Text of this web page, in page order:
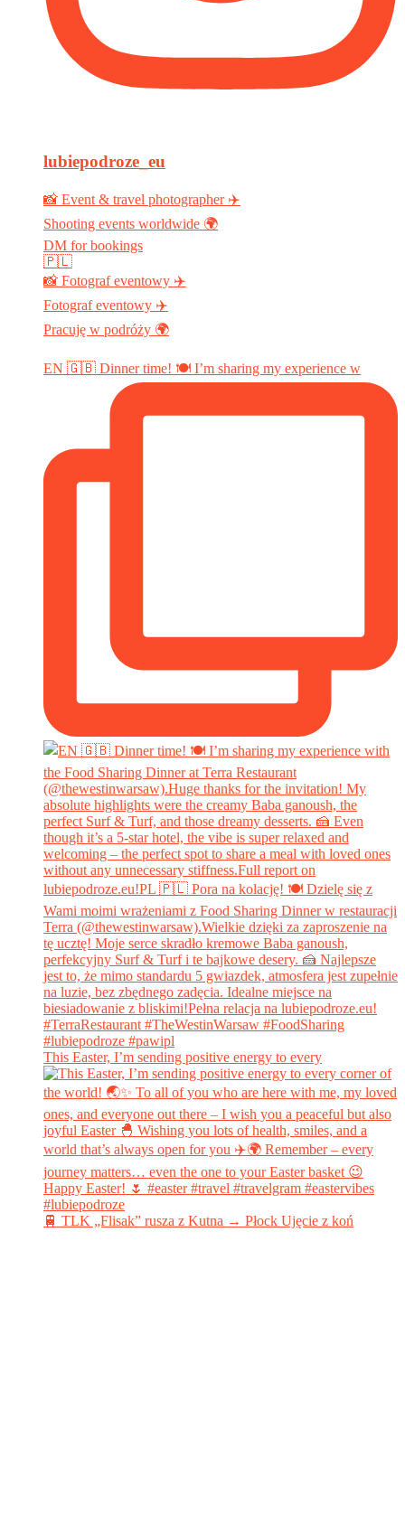
lubiepodroze_eu
📸 Event & travel photographer ✈️
Shooting events worldwide 🌍
DM for bookings
🇵🇱
📸 Fotograf eventowy ✈️
Fotograf eventowy ✈️
Pracuję w podróży 🌍
EN 🇬🇧 Dinner time! 🍽️ I’m sharing my experience w
This Easter, I’m sending positive energy to every
🚆 TLK „Flisak” rusza z Kutna → Płock Ujęcie z koń